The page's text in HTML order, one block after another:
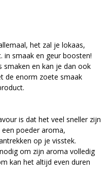
het zal je lokaas,
in smaak en geur boosten!
smaken en kan je dan ook
de enorm zoete smaak
is dat het veel sneller zijn
poeder aroma,
op je visstek.
om zijn aroma volledig
kan het altijd even duren